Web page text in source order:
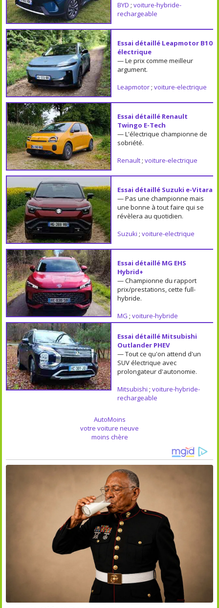
BYD ; voiture-hybride-
rechargeable
Essai détaillé Leapmotor B10
électrique
— Le prix comme meilleur
argument.
Leapmotor; voiture-electrique
Essai détaillé Renault
Twingo E-Tech
— L'électrique championne de
sobriété.
Renault; voiture-electrique
Essai détaillé Suzuki e-Vitara
— Pas une championne mais
une bonne à tout faire qui se
révèlera au quotidien.
Suzuki ; voiture-electrique
Essai détaillé MG EHS
Hybrid+
— Championne du rapport
prix/prestations, cette full-
hybride.
MG ; voiture-hybride
Essai détaillé Mitsubishi
Outlander PHEV
— Tout ce qu'on attend d'un
SUV électrique avec
prolongateur d'autonomie.
Mitsubishi ; voiture-hybride-
rechargeable
AutoMoins
votre voiture neuve
moins chère